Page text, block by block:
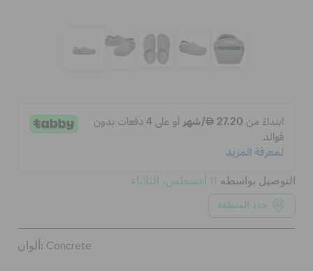
تسجيل الدخول / اشتراك
قائمة الامنيات
التوصيل بواسطه 11 أغسطس، الثلاثاء
حدد المنطقة
ألوان: Concrete